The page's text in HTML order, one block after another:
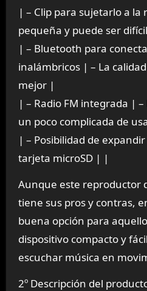
| – Clip para sujetarlo a la
pequeña y puede ser
| – Bluetooth para
inalámbricos | – La
mejor |
| – Radio FM integrada |
un poco complicada de
| – Posibilidad de
tarjeta microSD | |
Aunque este reproductor
tiene sus pros y contras,
buena opción para
dispositivo compacto y
escuchar música en
2º Descripción del